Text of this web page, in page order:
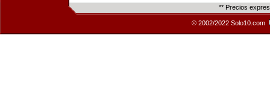
** Precios
© 2002/2022 Solo10.com